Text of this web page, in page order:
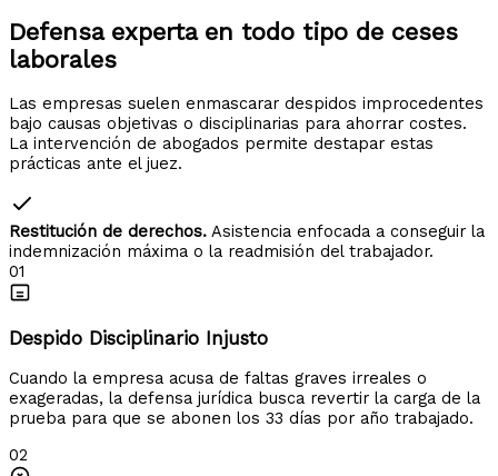
Defensa experta en todo tipo de ceses
laborales
Las empresas suelen enmascarar despidos improcedentes
bajo causas objetivas o disciplinarias para ahorrar costes.
La intervención de abogados permite destapar estas
prácticas ante el juez.
Restitución de derechos. Asistencia enfocada a conseguir la
indemnización máxima o la readmisión del trabajador.
01
Despido Disciplinario Injusto
Cuando la empresa acusa de faltas graves irreales o
exageradas, la defensa jurídica busca revertir la carga de la
prueba para que se abonen los 33 días por año trabajado.
02